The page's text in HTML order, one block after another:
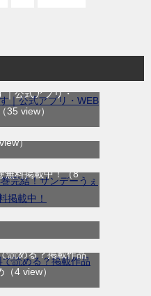
｜公式アプリ・
（35 view）
ラウザで無料漫画
）
完結！サンデーう
無料掲載中！（8
マンガBANGで無料
読める？掲載作品
（4 view）
ンデーうぇぶりで